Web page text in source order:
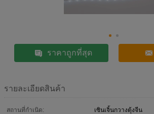
ราคาถูกที่สุด
รายละเอียดสินค้า
สถานที่กำเนิด:
เซินเจิ้นกวางตุ้งจีน